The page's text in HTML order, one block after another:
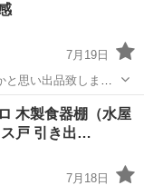
7月19日
思い出品致します
みとなります 当方、
貨/小物
木製食器棚（水屋
ス戸 引き出…
7月18日